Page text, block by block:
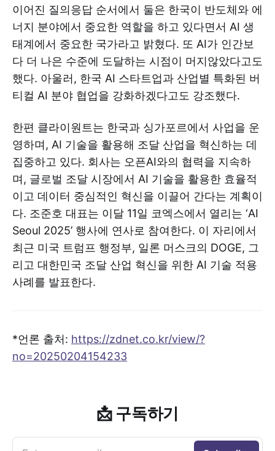
이어진 질의응답 순서에서 둘은 한국이 반도체와 에
너지 분야에서 중요한 역할을 하고 있다면서 AI 생
태계에서 중요한 국가라고 밝혔다. 또 AI가 인간보
다 더 나은 수준에 도달하는 시점이 머지않았다고도
했다. 아울러, 한국 AI 스타트업과 산업별 특화된 버
티컬 AI 분야 협업을 강화하겠다고도 강조했다.
한편 클라이원트는 한국과 싱가포르에서 사업을 운
영하며, AI 기술을 활용해 조달 산업을 혁신하는 데
집중하고 있다. 회사는 오픈AI와의 협력을 지속하
며, 글로벌 조달 시장에서 AI 기술을 활용한 효율적
이고 데이터 중심적인 혁신을 이끌어 간다는 계획이
다. 조준호 대표는 이달 11일 코엑스에서 열리는 ‘AI
Seoul 2025’ 행사에 연사로 참여한다. 이 자리에서
최근 미국 트럼프 행정부, 일론 머스크의 DOGE, 그
리고 대한민국 조달 산업 혁신을 위한 AI 기술 적용
사례를 발표한다.
*언론 출처: https://zdnet.co.kr/view/?
no=20250204154233
📩 구독하기